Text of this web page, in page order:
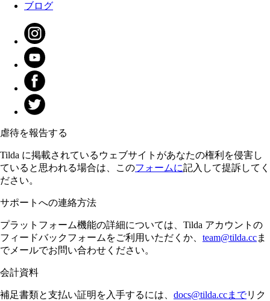
ブログ
虐待を報告する
Tilda に掲載されているウェブサイトがあなたの権利を侵害し
ていると思われる場合は、このフォームに記入して提訴してく
ださい。
サポートへの連絡方法
プラットフォーム機能の詳細については、Tilda アカウントの
フィードバックフォームをご利用いただくか、 team@tilda.ccま
でメールでお問い合わせください。
会計資料
補足書類と支払い証明を入手するには、 docs@tilda.ccまでリク